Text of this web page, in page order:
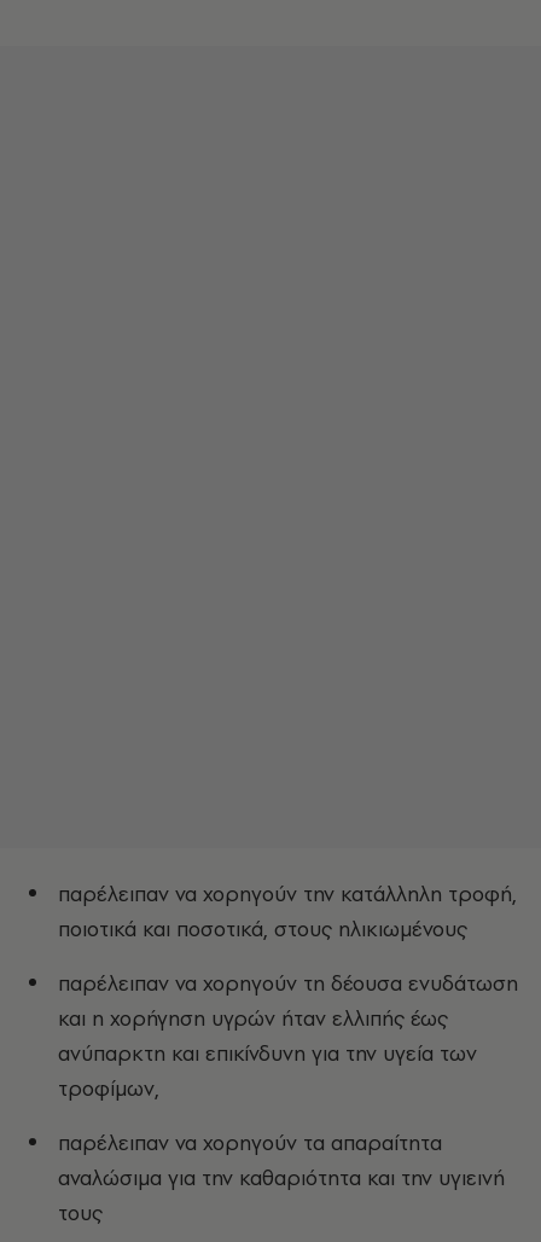
παρέλειπαν να χορηγούν την κατάλληλη τροφή,
ποιοτικά και ποσοτικά, στους ηλικιωμένους
παρέλειπαν να χορηγούν τη δέουσα ενυδάτωση
και η χορήγηση υγρών ήταν ελλιπής έως
ανύπαρκτη και επικίνδυνη για την υγεία των
τροφίμων,
παρέλειπαν να χορηγούν τα απαραίτητα
αναλώσιμα για την καθαριότητα και την υγιεινή
τους